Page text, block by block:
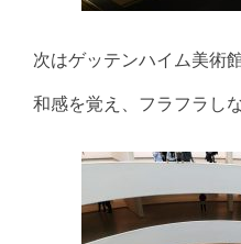
次はゲッテンハイム美術
和感を覚え、フラフラし